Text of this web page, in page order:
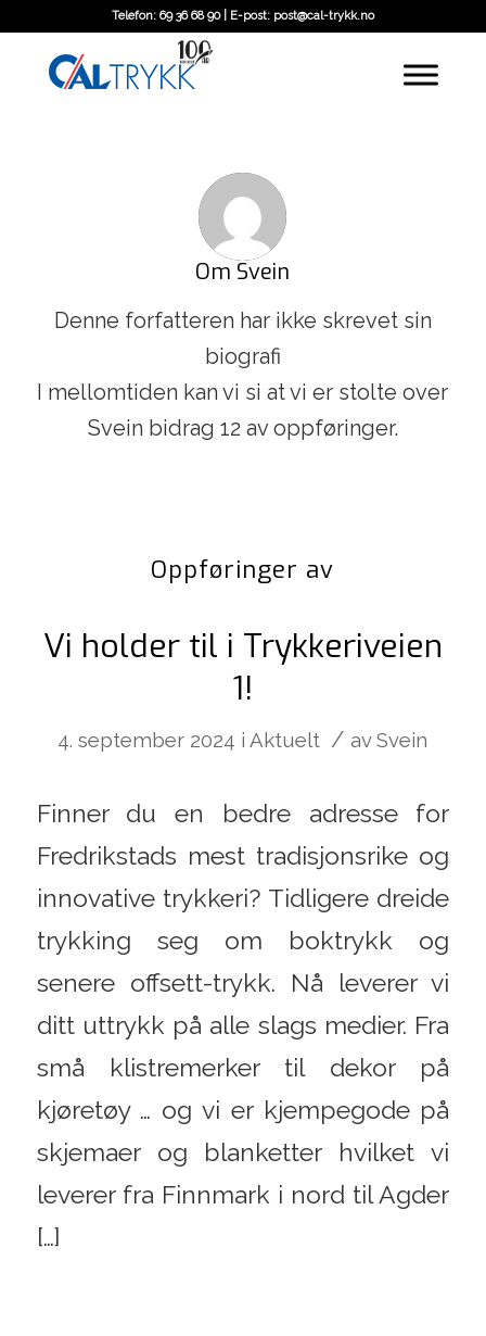
Telefon: 69 36 68 90 | E-post: post@cal-trykk.no
Om Svein
Denne forfatteren har ikke skrevet sin
biografi
I mellomtiden kan vi si at vi er stolte over
Svein bidrag 12 av oppføringer.
Oppføringer av
Vi holder til i Trykkeriveien
1!
4. september 2024 i Aktuelt / avSvein
Finner du en bedre adresse for
Fredrikstads mest tradisjonsrike og
innovative trykkeri? Tidligere dreide
trykking seg om boktrykk og
senere offsett-trykk. Nå leverer vi
ditt uttrykk på alle slags medier. Fra
små klistremerker til dekor på
kjøretøy … og vi er kjempegode på
skjemaer og blanketter hvilket vi
leverer fra Finnmark i nord til Agder
[…]